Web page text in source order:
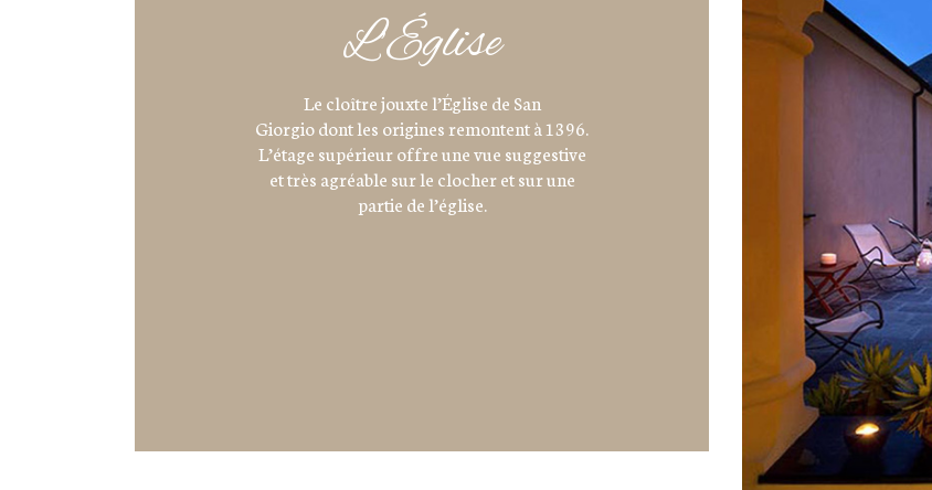
L’Église
Le cloître jouxte l’Église de San
Giorgio dont les origines remontent à 1396.
L’étage supérieur offre une vue suggestive
et très agréable sur le clocher et sur une
partie de l’église.